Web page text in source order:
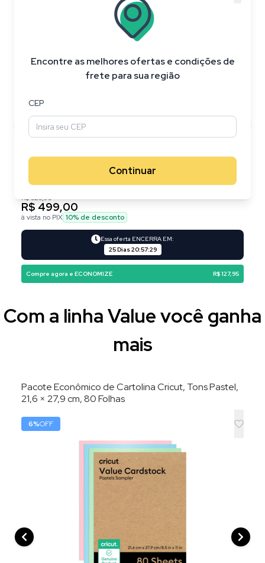
Encontre as melhores ofertas e condições de
frete para sua região
CEP
Continuar
R$ 626,95
R$ 499,00
à vista no PIX 10% de desconto
Essa oferta ENCERRA EM:
25 Dias20:57:29
Compre agora e ECONOMIZE R$ 127,95
Com a linha Value você ganha
mais
Pacote Econômico de Cartolina Cricut, Tons Pastel,
21,6 × 27,9 cm, 80 Folhas
6%OFF